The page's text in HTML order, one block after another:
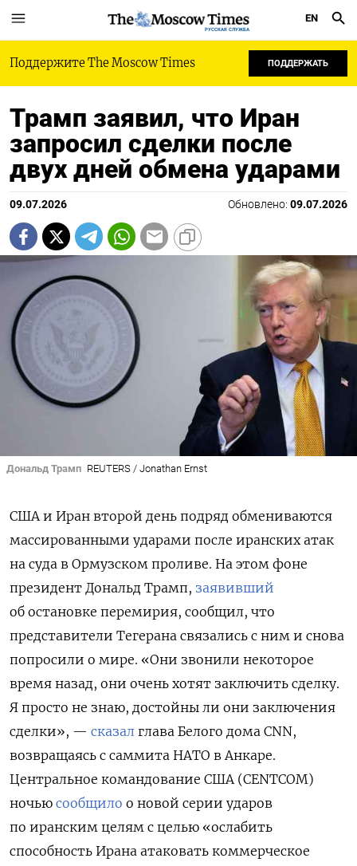
РУССКАЯ СЛУЖБА
EN
Поддержите The Moscow Times ПОДДЕРЖАТЬ
Трамп заявил, что Иран
запросил сделки после
двух дней обмена ударами
09.07.2026 Обновлено: 09.07.2026
Дональд Трамп REUTERS / Jonathan Ernst
США и Иран второй день подряд обмениваются
массированными ударами после иранских атак
на суда в Ормузском проливе. На этом фоне
президент Дональд Трамп, заявивший
об остановке перемирия, сообщил, что
представители Тегерана связались с ним и снова
попросили о мире. «Они звонили некоторое
время назад, они очень хотят заключить сделку.
Я просто не знаю, достойны ли они заключения
сделки», — сказал глава Белого дома CNN,
возвращаясь с саммита НАТО в Анкаре.
Центральное командование США (CENTCOM)
ночью сообщило о новой серии ударов
по иранским целям с целью «ослабить
способность Ирана атаковать коммерческое